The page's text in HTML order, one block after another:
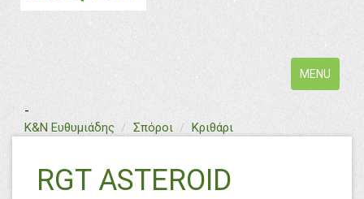
Toggle
navigation
MENU
-
Κ&Ν Ευθυμιάδης textΣπόροι Κριθάρι
RGT ASTEROID